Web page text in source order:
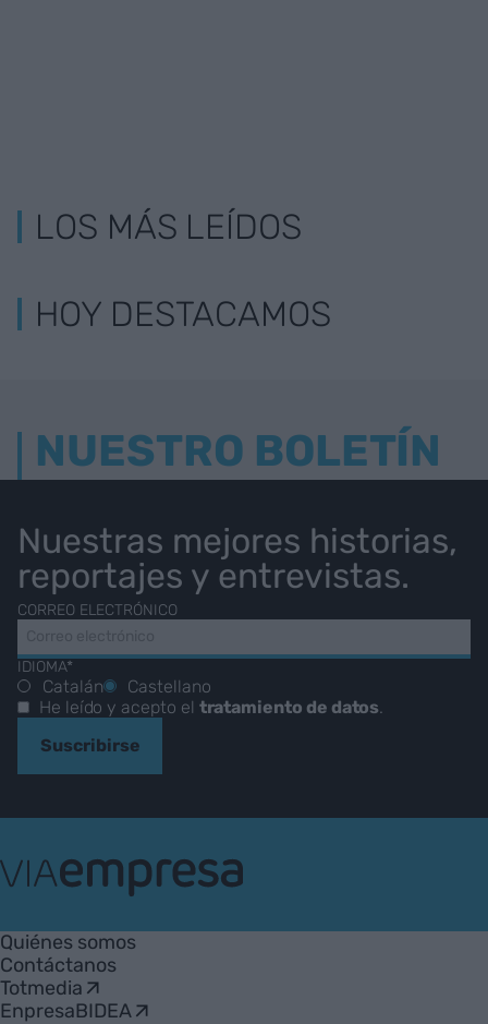
LOS MÁS LEÍDOS
HOY DESTACAMOS
NUESTRO BOLETÍN
Nuestras mejores historias,
reportajes y entrevistas.
CORREO ELECTRÓNICO
IDIOMA*
Catalán
Castellano
He leído y acepto el tratamiento de datos.
Suscribirse
Empresa
Quiénes somos
Contáctanos
Totmedia
EnpresaBIDEA